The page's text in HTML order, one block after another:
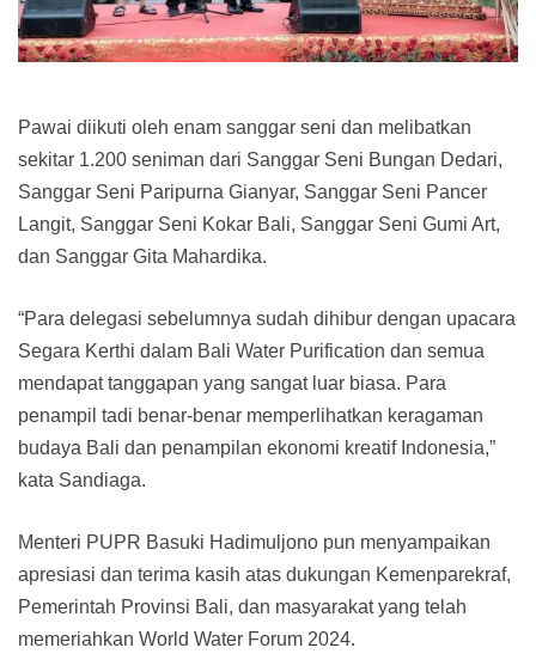
Pawai diikuti oleh enam sanggar seni dan melibatkan
sekitar 1.200 seniman dari Sanggar Seni Bungan Dedari,
Sanggar Seni Paripurna Gianyar, Sanggar Seni Pancer
Langit, Sanggar Seni Kokar Bali, Sanggar Seni Gumi Art,
dan Sanggar Gita Mahardika.
“Para delegasi sebelumnya sudah dihibur dengan upacara
Segara Kerthi dalam Bali Water Purification dan semua
mendapat tanggapan yang sangat luar biasa. Para
penampil tadi benar-benar memperlihatkan keragaman
budaya Bali dan penampilan ekonomi kreatif Indonesia,”
kata Sandiaga.
Menteri PUPR Basuki Hadimuljono pun menyampaikan
apresiasi dan terima kasih atas dukungan Kemenparekraf,
Pemerintah Provinsi Bali, dan masyarakat yang telah
memeriahkan World Water Forum 2024.